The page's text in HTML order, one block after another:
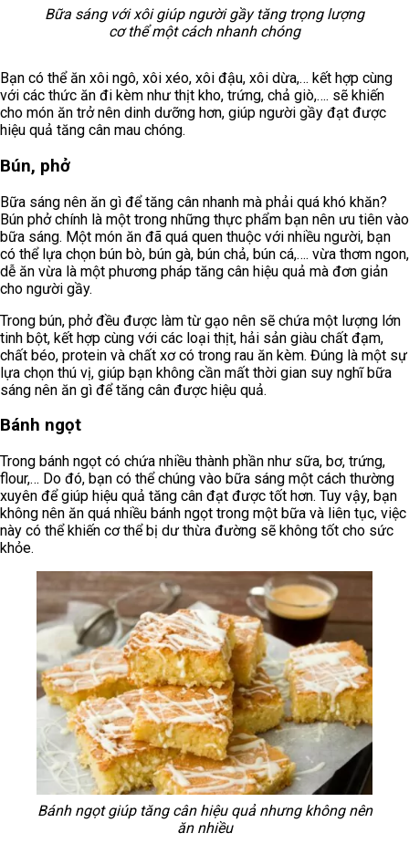
Bữa sáng với xôi giúp người gầy tăng trọng lượng
cơ thể một cách nhanh chóng
Bạn có thể ăn xôi ngô, xôi xéo, xôi đậu, xôi dừa,… kết hợp cùng
với các thức ăn đi kèm như thịt kho, trứng, chả giò,…. sẽ khiến
cho món ăn trở nên dinh dưỡng hơn, giúp người gầy đạt được
hiệu quả tăng cân mau chóng.
Bún, phở
Bữa sáng nên ăn gì để tăng cân nhanh mà phải quá khó khăn?
Bún phở chính là một trong những thực phẩm bạn nên ưu tiên vào
bữa sáng. Một món ăn đã quá quen thuộc với nhiều người, bạn
có thể lựa chọn bún bò, bún gà, bún chả, bún cá,…. vừa thơm ngon,
dễ ăn vừa là một phương pháp tăng cân hiệu quả mà đơn giản
cho người gầy.
Trong bún, phở đều được làm từ gạo nên sẽ chứa một lượng lớn
tinh bột, kết hợp cùng với các loại thịt, hải sản giàu chất đạm,
chất béo, protein và chất xơ có trong rau ăn kèm. Đúng là một sự
lựa chọn thú vị, giúp bạn không cần mất thời gian suy nghĩ bữa
sáng nên ăn gì để tăng cân được hiệu quả.
Bánh ngọt
Trong bánh ngọt có chứa nhiều thành phần như sữa, bơ, trứng,
flour,… Do đó, bạn có thể chúng vào bữa sáng một cách thường
xuyên để giúp hiệu quả tăng cân đạt được tốt hơn. Tuy vậy, bạn
không nên ăn quá nhiều bánh ngọt trong một bữa và liên tục, việc
này có thể khiến cơ thể bị dư thừa đường sẽ không tốt cho sức
khỏe.
Bánh ngọt giúp tăng cân hiệu quả nhưng không nên
ăn nhiều